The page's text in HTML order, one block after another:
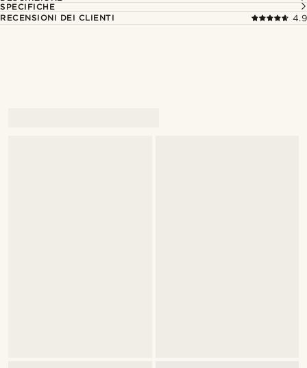
SPECIFICHE
RECENSIONI DEI CLIENTI
4.9